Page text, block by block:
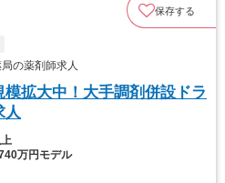
保存する
の薬剤師求人
模拡大中！大手調剤併設ドラ
人
万円モデル